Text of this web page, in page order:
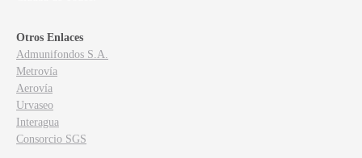
Otros Enlaces
Admunifondos S.A.
Metrovía
Aerovía
Urvaseo
Interagua
Consorcio SGS